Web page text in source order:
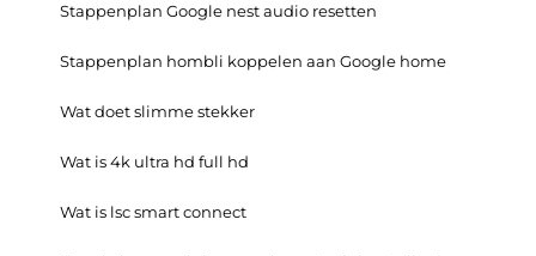
Stappenplan Google nest audio resetten
Stappenplan hombli koppelen aan Google home
Wat doet slimme stekker
Wat is 4k ultra hd full hd
Wat is lsc smart connect